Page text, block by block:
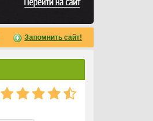
Запомнить сайт!